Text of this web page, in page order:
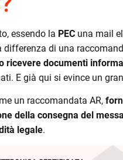
essendo la PEC una mail
differenza di una
ricevere documenti
E già qui si evince un
un raccomandata AR,
della consegna del
legale.